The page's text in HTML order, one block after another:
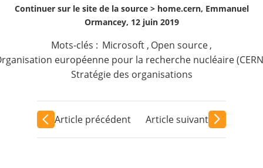
Continuer sur le site de la source > home.cern, Emmanuel
Ormancey, 12 juin 2019
Mots-clés : Microsoft , Open source,
européenne pour la recherche nucléaire
Stratégie des organisations
Article précédent Article suivant